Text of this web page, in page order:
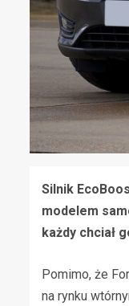
Silnik
modelem
każdy chciał
Pomimo, że
na rynku